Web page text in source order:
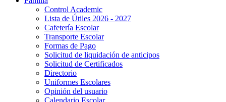
Control Academic
Lista de Útiles 2026 - 2027
Cafetería Escolar
Transporte Escolar
Formas de Pago
Solicitud de liquidación de anticipos
Solicitud de Certificados
Directorio
Uniformes Escolares
Opinión del usuario
Calendario Escolar